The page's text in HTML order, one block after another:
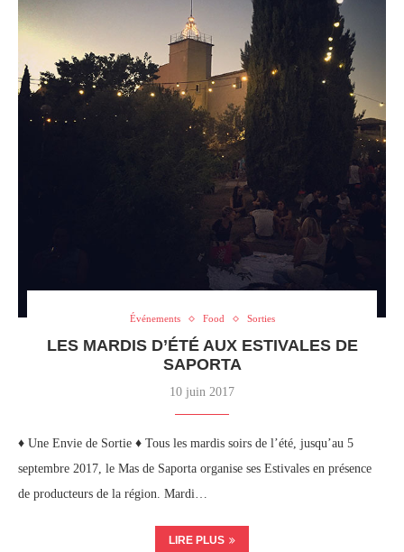
Événements Food Sorties
LES MARDIS D’ÉTÉ AUX ESTIVALES DE
SAPORTA
10 juin 2017
♦ Une Envie de Sortie ♦ Tous les mardis soirs de l’été, jusqu’au 5
septembre 2017, le Mas de Saporta organise ses Estivales en présence
de producteurs de la région. Mardi…
LIRE PLUS